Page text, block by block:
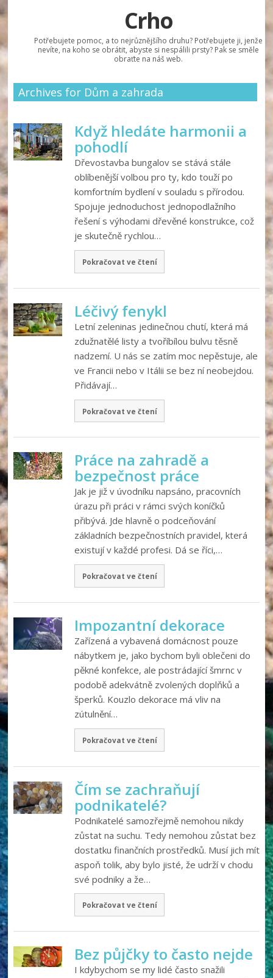
Crho
Potřebujete pomoc, a to nejrůznějšího druhu? Potřebujete ji, jenže
nevíte, na koho se obrátit, abyste si nespálili prsty? Pak se směle
obraťte na náš web.
Archives for Dům a zahrada
Když hledáte harmonii a
pohodlí
Dřevostavba bungalov se stává stále
oblíbenější volbou pro ty, kdo touží po
komfortním bydlení v souladu s přírodou.
Spojuje jednoduchost jednopodlažního
řešení s výhodami dřevěné konstrukce, což
je skutečně rychlou…
Pokračovat ve čtení
Léčivý fenykl
Letní zeleninas jedinečnou chutí, která má
zdužnatělé listy a tvoříbílou bulvu těsně
nadzemí. U nás se zatím moc nepěstuje, ale
ve Francii nebo v Itálii se bez ní neobejdou.
Přidávají…
Pokračovat ve čtení
Práce na zahradě a
bezpečnost práce
Jak je již v úvodníku napsáno, pracovních
úrazu při práci v rámci svých koníčků
přibývá. Jde hlavně o podceňování
základních bezpečnostních pravidel, která
existují v každé profesi. Dá se říci,…
Pokračovat ve čtení
Impozantní dekorace
Zařízená a vybavená domácnost pouze
nábytkem je, jako bychom byli oblečeni do
pěkné konfekce, ale postrádající šmrnc v
podobě adekvátně zvolených doplňků a
šperků. Kouzlo dekorace má vliv na
zútulnění…
Pokračovat ve čtení
Čím se zachraňují
podnikatelé?
Podnikatelé samozřejmě nemohou nikdy
zůstat na suchu. Tedy nemohou zůstat bez
dostatku finančních prostředků. Musí jich mít
aspoň tolik, aby bylo jisté, že udrží v chodu
své podniky a že…
Pokračovat ve čtení
Bez půjčky to často nejde
I kdybychom se my lidé často snažili